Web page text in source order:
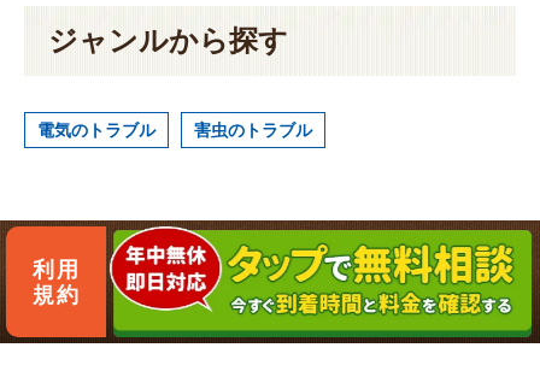
ジャンルから探す
電気のトラブル 害虫のトラブル
利用
規約